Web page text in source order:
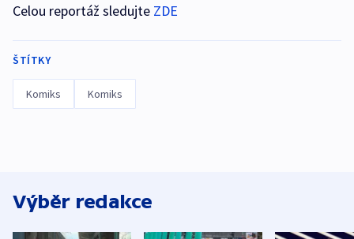
Celou reportáž sledujte ZDE
ŠTÍTKY
Komiks Komiks
Výběr redakce